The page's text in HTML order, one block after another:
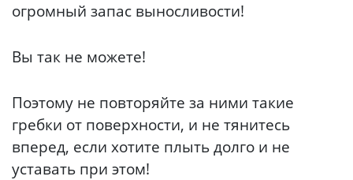
огромный запас выносливости!
Вы так не можете!
Поэтому не повторяйте за ними такие
гребки от поверхности, и не тянитесь
вперед, если хотите плыть долго и не
уставать при этом!